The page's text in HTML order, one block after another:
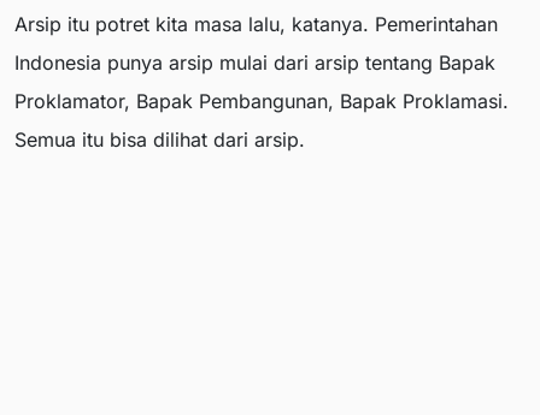
Arsip itu potret kita masa lalu, katanya. Pemerintahan
Indonesia punya arsip mulai dari arsip tentang Bapak
Proklamator, Bapak Pembangunan, Bapak Proklamasi.
Semua itu bisa dilihat dari arsip.